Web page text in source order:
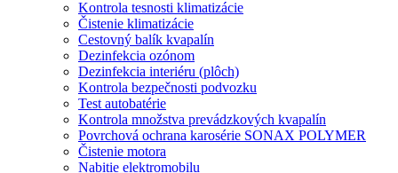
Kontrola tesnosti klimatizácie
Čistenie klimatizácie
Cestovný balík kvapalín
Dezinfekcia ozónom
Dezinfekcia interiéru (plôch)
Kontrola bezpečnosti podvozku
Test autobatérie
Kontrola množstva prevádzkových kvapalín
Povrchová ochrana karosérie SONAX POLYMER
Čistenie motora
Nabitie elektromobilu